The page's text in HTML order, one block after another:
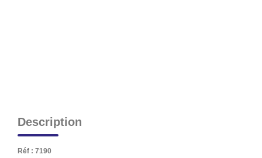
Description
Réf : 7190